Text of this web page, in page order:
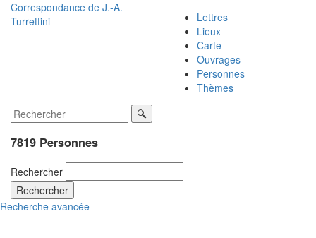
Correspondance de J.-A.
Turrettini
Lettres
Lieux
Carte
Ouvrages
Personnes
Thèmes
7819 Personnes
Rechercher
Rechercher
Recherche avancée